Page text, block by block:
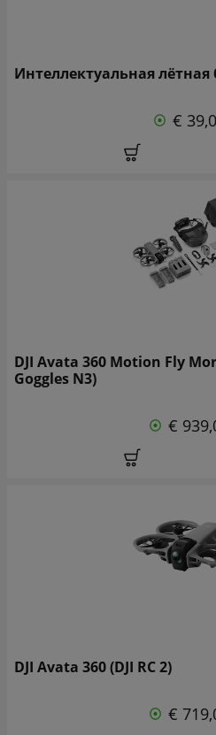
Интеллектуальная лётная
€
DJI Avata 360 Motion Fly
Goggles N3)
€
DJI Avata 360 (DJI RC 2)
€